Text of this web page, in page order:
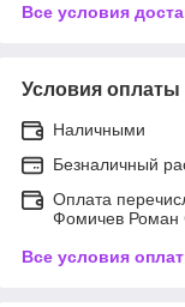
Все условия
Условия оплаты
Наличными
Безналичный
Оплата
Фомичев Роман
Все условия